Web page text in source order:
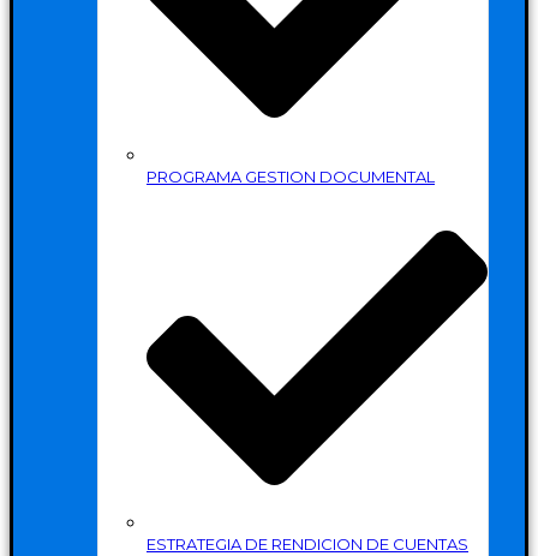
PROGRAMA GESTION DOCUMENTAL
ESTRATEGIA DE RENDICION DE CUENTAS